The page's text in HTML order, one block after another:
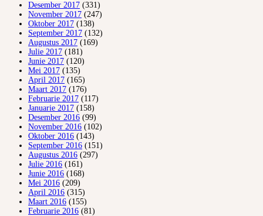
Desember 2017 (331)
November 2017 (247)
Oktober 2017 (138)
September 2017 (132)
Augustus 2017 (169)
Julie 2017 (181)
Junie 2017 (120)
Mei 2017 (135)
April 2017 (165)
Maart 2017 (176)
Februarie 2017 (117)
Januarie 2017 (158)
Desember 2016 (99)
November 2016 (102)
Oktober 2016 (143)
September 2016 (151)
Augustus 2016 (297)
Julie 2016 (161)
Junie 2016 (168)
Mei 2016 (209)
April 2016 (315)
Maart 2016 (155)
Februarie 2016 (81)